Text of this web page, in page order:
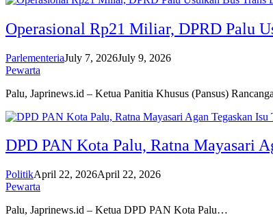
Operasional Rp21 Miliar, DPRD Palu
ParlementeriaJuly 7, 2026July 9, 2026
Pewarta
Palu, Japrinews.id – Ketua Panitia Khusus (Pansus)
DPD PAN Kota Palu, Ratna Mayasari
PolitikApril 22, 2026April 22, 2026
Pewarta
Palu, Japrinews.id – Ketua DPD PAN Kota Palu…